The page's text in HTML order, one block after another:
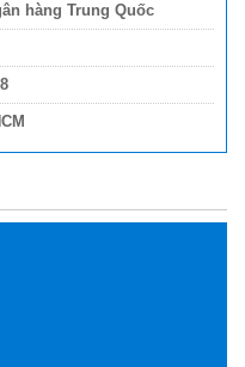
hàng Trung Quốc